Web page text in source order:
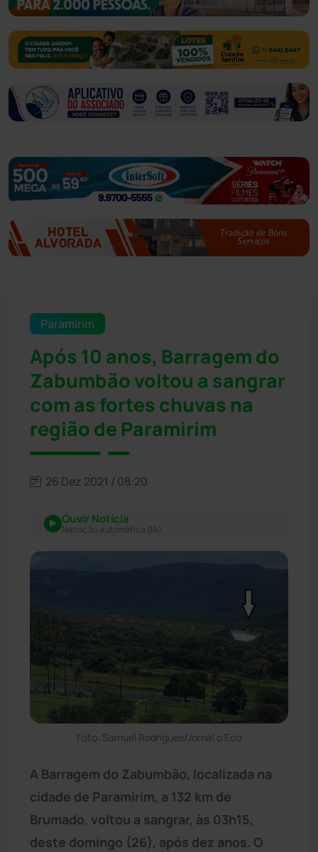
Paramirim
Após 10 anos, Barragem do
Zabumbão voltou a sangrar
com as fortes chuvas na
região de Paramirim
26 Dez 2021 / 08:20
Ouvir Notícia
Narração automática (IA)
Foto: Samuel Rodrigues/Jornal o Eco
A Barragem do Zabumbão, localizada na
cidade de Paramirim, a 132 km de
Brumado, voltou a sangrar, às 03h15,
deste domingo (26), após dez anos. O